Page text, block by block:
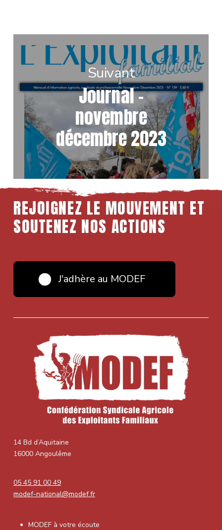
Suivant
Journal –
novembre
décembre 2023
REJOIGNEZ LE MOUVEMENT ET
SOUTENEZ NOS ACTIONS
J'adhère au MODEF
14 Bd d’Aquitaine
16000 Angoulême
05 45 91 00 49
modef-national@modef.fr
MODEF à votre écoute